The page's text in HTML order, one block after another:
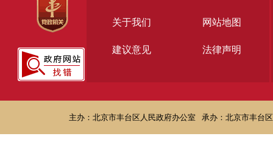
关于我们 网站地图
建议意见 法律声明
主办：北京市丰台区人民政府办公室 承办：北京市丰台